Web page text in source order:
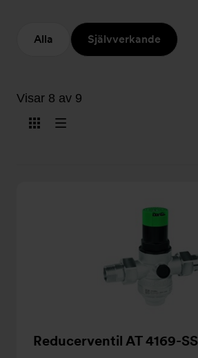
Alla Självverkande
Visar 8 av 9
Visa
Visa
Reducerventil AT 4169-SS